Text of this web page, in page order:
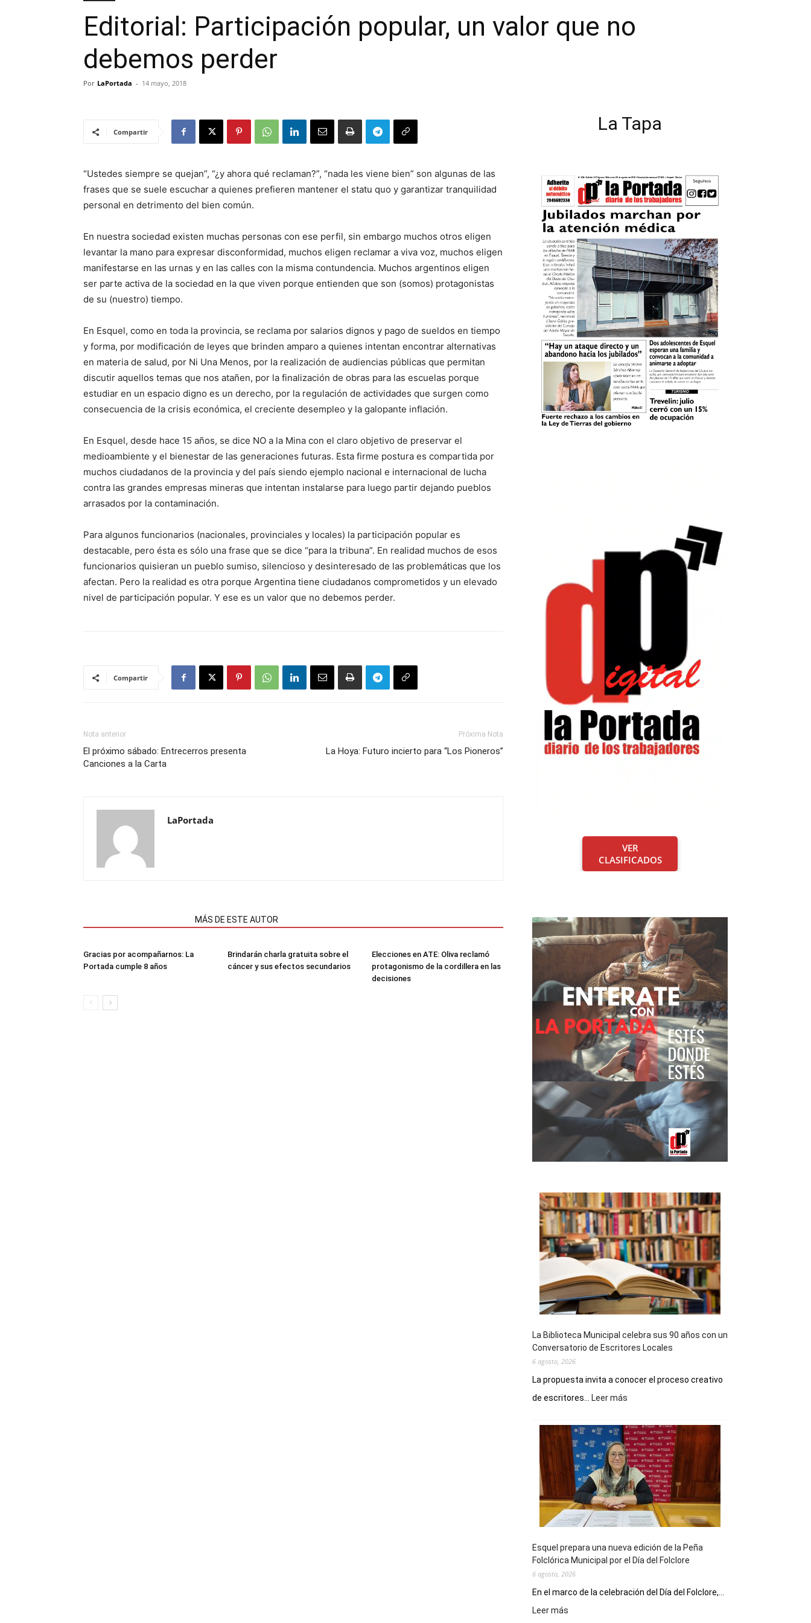
Editorial: Participación popular, un valor que no
debemos perder
Por LaPortada - 14 mayo, 2018
Compartir
“Ustedes siempre se quejan”, “¿y ahora qué reclaman?”, “nada les viene bien” son algunas de las
frases que se suele escuchar a quienes prefieren mantener el statu quo y garantizar tranquilidad
personal en detrimento del bien común.
En nuestra sociedad existen muchas personas con ese perfil, sin embargo muchos otros eligen
levantar la mano para expresar disconformidad, muchos eligen reclamar a viva voz, muchos eligen
manifestarse en las urnas y en las calles con la misma contundencia. Muchos argentinos eligen
ser parte activa de la sociedad en la que viven porque entienden que son (somos) protagonistas
de su (nuestro) tiempo.
En Esquel, como en toda la provincia, se reclama por salarios dignos y pago de sueldos en tiempo
y forma, por modificación de leyes que brinden amparo a quienes intentan encontrar alternativas
en materia de salud, por Ni Una Menos, por la realización de audiencias públicas que permitan
discutir aquellos temas que nos atañen, por la finalización de obras para las escuelas porque
estudiar en un espacio digno es un derecho, por la regulación de actividades que surgen como
consecuencia de la crisis económica, el creciente desempleo y la galopante inflación.
En Esquel, desde hace 15 años, se dice NO a la Mina con el claro objetivo de preservar el
medioambiente y el bienestar de las generaciones futuras. Esta firme postura es compartida por
muchos ciudadanos de la provincia y del país siendo ejemplo nacional e internacional de lucha
contra las grandes empresas mineras que intentan instalarse para luego partir dejando pueblos
arrasados por la contaminación.
Para algunos funcionarios (nacionales, provinciales y locales) la participación popular es
destacable, pero ésta es sólo una frase que se dice “para la tribuna”. En realidad muchos de esos
funcionarios quisieran un pueblo sumiso, silencioso y desinteresado de las problemáticas que los
afectan. Pero la realidad es otra porque Argentina tiene ciudadanos comprometidos y un elevado
nivel de participación popular. Y ese es un valor que no debemos perder.
Compartir
Nota anterior
El próximo sábado: Entrecerros presenta
Canciones a la Carta
Próxima Nota
La Hoya: Futuro incierto para “Los Pioneros”
LaPortada
MÁS DE ESTE AUTOR
Gracias por acompañarnos: La
Portada cumple 8 años
Brindarán charla gratuita sobre el
cáncer y sus efectos secundarios
Elecciones en ATE: Oliva reclamó
protagonismo de la cordillera en las
decisiones
La Tapa
VER
CLASIFICADOS
La Biblioteca Municipal celebra sus 90 años con un
Conversatorio de Escritores Locales
6 agosto, 2026
La propuesta invita a conocer el proceso creativo
de escritores...
Leer más
Municipal
celebra
sus
90
años
con
un
Conversatorio
Escritores
Locales
Esquel prepara una nueva edición de la Peña
Folclórica Municipal por el Día del Folclore
6 agosto, 2026
En el marco de la celebración del Día del Folclore,...
Leer más